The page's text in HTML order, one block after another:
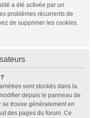
a été activée par un
problèmes récurrents de
de supprimer les cookies.
sont stockés dans la
depuis le panneau de
se trouve généralement en
des pages du forum. Ce